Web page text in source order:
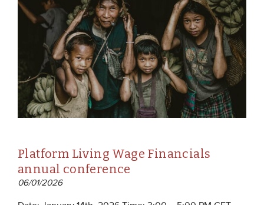
Platform Living Wage Financials
annual conference
06/01/2026